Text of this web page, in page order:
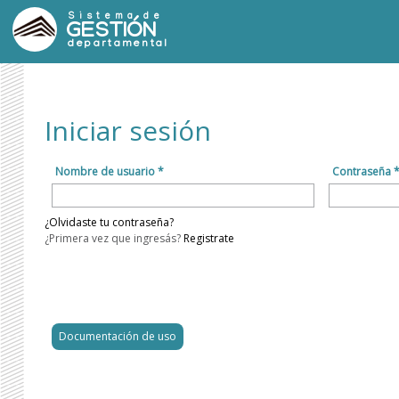
Sistema de
GESTIÓN
departamental
Iniciar sesión
Nombre de usuario * Contraseña *
¿Olvidaste tu contraseña?
¿Primera vez que ingresás?Registrate
Documentación de uso